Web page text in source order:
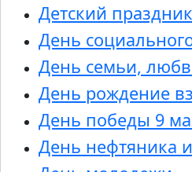
Детский праздник
День
День семьи,
День рождение
День победы 9
День нефтяника